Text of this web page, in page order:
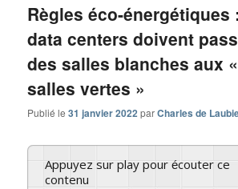
Règles éco-énergétiques
data centers doivent
des salles blanches aux «
salles vertes »
Publié le31 janvier 2022parCharles de
Appuyez sur play pour écouter ce
contenu